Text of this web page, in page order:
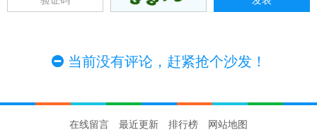
当前没有评论，赶紧抢个沙发！
在线留言 最近更新 排行榜 网站地图